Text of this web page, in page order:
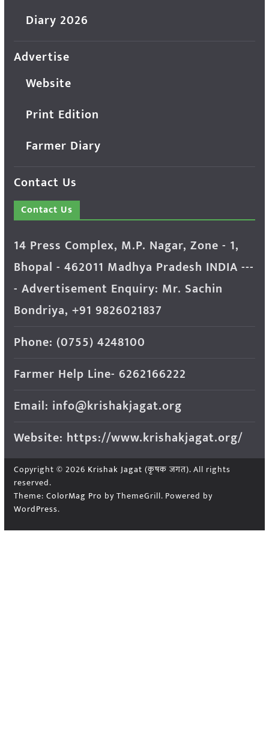
Diary 2026
Advertise
Website
Print Edition
Farmer Diary
Contact Us
Contact Us
14 Press Complex, M.P. Nagar, Zone - 1,
Bhopal - 462011 Madhya Pradesh INDIA ---
- Advertisement Enquiry: Mr. Sachin
Bondriya, +91 9826021837
Phone: (0755) 4248100
Farmer Help Line- 6262166222
Email: info@krishakjagat.org
Website: https://www.krishakjagat.org/
Copyright © 2026 Krishak Jagat (कृषक जगत). All rights
reserved.
Theme: ColorMag Pro by ThemeGrill. Powered by
WordPress.